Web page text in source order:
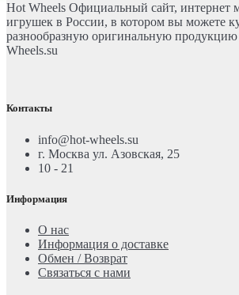
Hot Wheels Официальный сайт, интернет
игрушек в России, в котором вы можете
разнообразную оригинальную
Wheels.su
Контакты
info@hot-wheels.su
г. Москва ул. Азовская, 25
10 - 21
Информация
О нас
Информация о доставке
Обмен / Возврат
Связаться с нами